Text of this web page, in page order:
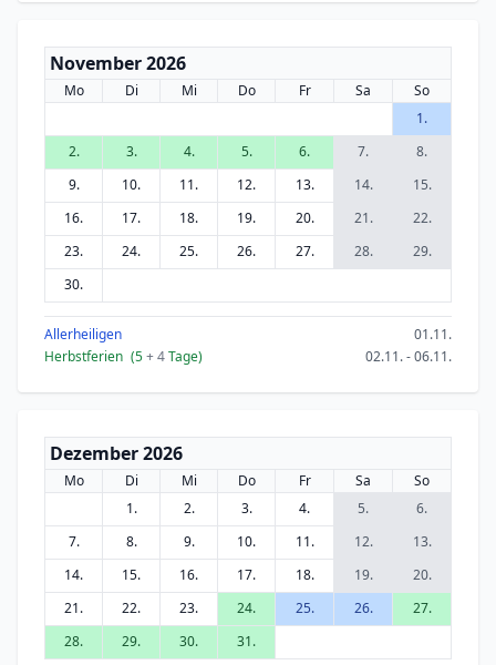
November 2026
Mo Di Mi Do Fr Sa
So
1.
2.
3. 4. 5. 6. 7.
8.
9.
10. 11. 12. 13. 14.
15.
16.
17. 18. 19. 20. 21.
22.
23.
24. 25. 26. 27. 28.
29.
30.
Allerheiligen
01.11.
Herbstferien (5+ 4Tage) 02.11. - 06.11.
Dezember 2026
Mo Di Mi Do Fr Sa
So
1.
2. 3. 4. 5.
6.
7.
8. 9. 10. 11. 12.
13.
14.
15. 16. 17. 18. 19.
20.
21.
22. 23. 24. 25. 26.
27.
28.
29. 30. 31.